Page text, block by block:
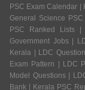
PSC Exam Calendar |
General Science
PSC Ranked Lists
Government Jobs |
Kerala | LDC
Exam Pattern | LDC
Model Questions |
Bank | Kerala PSC